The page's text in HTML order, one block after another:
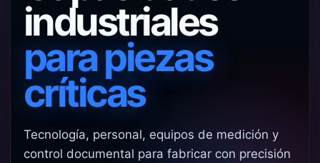
industriales
para piezas
críticas
Tecnología, personal, equipos de medición y
control documental para fabricar con precisión